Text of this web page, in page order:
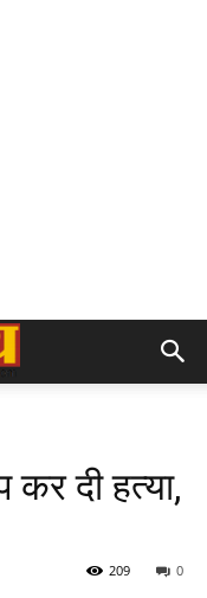
कर दी हत्या,
0
209